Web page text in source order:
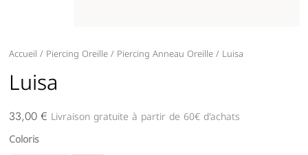
Accueil / Piercing Oreille/ Piercing Anneau Oreille/ Luisa
Luisa
33,00€ Livraison gratuite à partir de 60€ d'achats
Coloris
quantité
de
Luisa